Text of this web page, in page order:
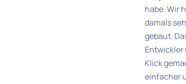
habe. Wir
damals
gebaut.
Entwickler
Klick
einfacher